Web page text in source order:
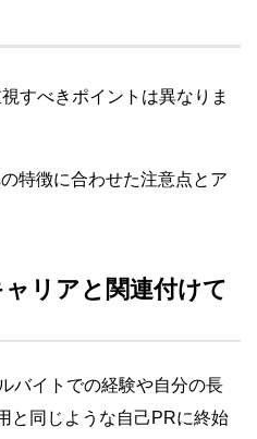
すべきポイントは異なりま
特徴に合わせた注意点とア
リアと関連付けて
バイトでの経験や自分の長
と同じような自己PRに終始